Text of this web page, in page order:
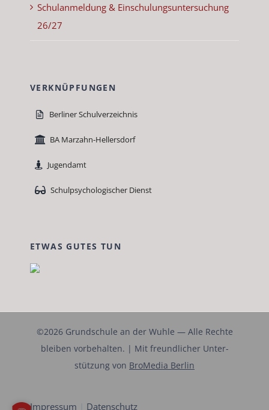
Schu­lan­mel­dung & Ein­schu­lung­sun­ter­suchung
26/27
VERKNÜPFUNGEN
Berlin­er Schul­verze­ich­nis
BA Marzahn-Hellers­dorf
Jugen­damt
Schulpsy­chol­o­gis­ch­er Dienst
ETWAS GUTES TUN
©2026 Grund­schule an der Wuh­le — Alle Rechte
bleiben vor­be­hal­ten. | Mit fre­undlich­er Unter­
stützung von Bro­Me­dia Berlin
Impres­sum Daten­schutz